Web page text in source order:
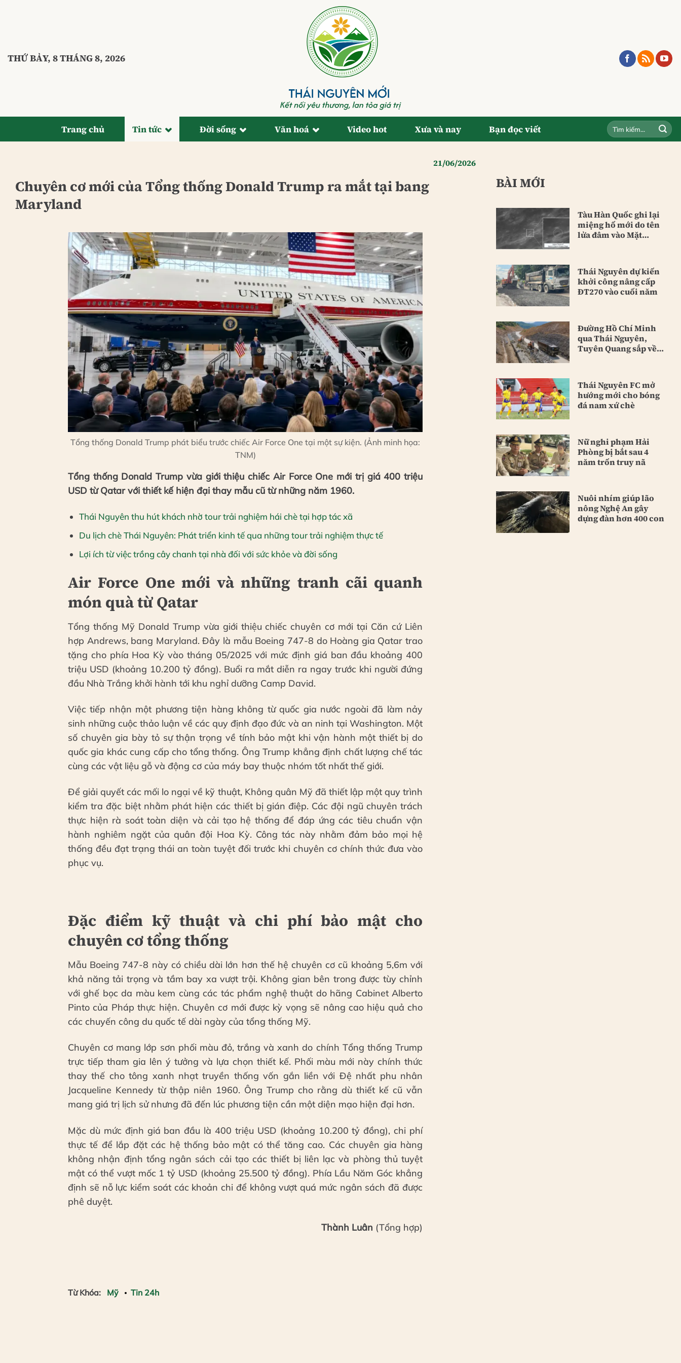
THỨ BẢY, 8 THÁNG 8, 2026
Trang chủ Tin tức Đời sống Văn hoá Video hot Xưa và nay Bạn đọc viết
21/06/2026
Chuyên cơ mới của Tổng thống Donald Trump ra mắt tại bang
Maryland
Tổng thống Donald Trump phát biểu trước chiếc Air Force One tại một sự kiện. (Ảnh minh họa:
TNM)
Tổng thống Donald Trump vừa giới thiệu chiếc Air Force One mới trị giá 400 triệu
USD từ Qatar với thiết kế hiện đại thay mẫu cũ từ những năm 1960.
Thái Nguyên thu hút khách nhờ tour trải nghiệm hái chè tại hợp tác xã
Du lịch chè Thái Nguyên: Phát triển kinh tế qua những tour trải nghiệm thực tế
Lợi ích từ việc trồng cây chanh tại nhà đối với sức khỏe và đời sống
Air Force One mới và những tranh cãi quanh
món quà từ Qatar
Tổng thống Mỹ Donald Trump vừa giới thiệu chiếc chuyên cơ mới tại Căn cứ Liên
hợp Andrews, bang Maryland. Đây là mẫu Boeing 747-8 do Hoàng gia Qatar trao
tặng cho phía Hoa Kỳ vào tháng 05/2025 với mức định giá ban đầu khoảng 400
triệu USD (khoảng 10.200 tỷ đồng). Buổi ra mắt diễn ra ngay trước khi người đứng
đầu Nhà Trắng khởi hành tới khu nghỉ dưỡng Camp David.
Việc tiếp nhận một phương tiện hàng không từ quốc gia nước ngoài đã làm nảy
sinh những cuộc thảo luận về các quy định đạo đức và an ninh tại Washington. Một
số chuyên gia bày tỏ sự thận trọng về tính bảo mật khi vận hành một thiết bị do
quốc gia khác cung cấp cho tổng thống. Ông Trump khẳng định chất lượng chế tác
cùng các vật liệu gỗ và động cơ của máy bay thuộc nhóm tốt nhất thế giới.
Để giải quyết các mối lo ngại về kỹ thuật, Không quân Mỹ đã thiết lập một quy trình
kiểm tra đặc biệt nhằm phát hiện các thiết bị gián điệp. Các đội ngũ chuyên trách
thực hiện rà soát toàn diện và cải tạo hệ thống để đáp ứng các tiêu chuẩn vận
hành nghiêm ngặt của quân đội Hoa Kỳ. Công tác này nhằm đảm bảo mọi hệ
thống đều đạt trạng thái an toàn tuyệt đối trước khi chuyên cơ chính thức đưa vào
phục vụ.
Đặc điểm kỹ thuật và chi phí bảo mật cho
chuyên cơ tổng thống
Mẫu Boeing 747-8 này có chiều dài lớn hơn thế hệ chuyên cơ cũ khoảng 5,6m với
khả năng tải trọng và tầm bay xa vượt trội. Không gian bên trong được tùy chỉnh
với ghế bọc da màu kem cùng các tác phẩm nghệ thuật do hãng Cabinet Alberto
Pinto của Pháp thực hiện. Chuyên cơ mới được kỳ vọng sẽ nâng cao hiệu quả cho
các chuyến công du quốc tế dài ngày của tổng thống Mỹ.
Chuyên cơ mang lớp sơn phối màu đỏ, trắng và xanh do chính Tổng thống Trump
trực tiếp tham gia lên ý tưởng và lựa chọn thiết kế. Phối màu mới này chính thức
thay thế cho tông xanh nhạt truyền thống vốn gắn liền với Đệ nhất phu nhân
Jacqueline Kennedy từ thập niên 1960. Ông Trump cho rằng dù thiết kế cũ vẫn
mang giá trị lịch sử nhưng đã đến lúc phương tiện cần một diện mạo hiện đại hơn.
Mặc dù mức định giá ban đầu là 400 triệu USD (khoảng 10.200 tỷ đồng), chi phí
thực tế để lắp đặt các hệ thống bảo mật có thể tăng cao. Các chuyên gia hàng
không nhận định tổng ngân sách cải tạo các thiết bị liên lạc và phòng thủ tuyệt
mật có thể vượt mốc 1 tỷ USD (khoảng 25.500 tỷ đồng). Phía Lầu Năm Góc khẳng
định sẽ nỗ lực kiểm soát các khoản chi để không vượt quá mức ngân sách đã được
phê duyệt.
Thành Luân (Tổng hợp)
Từ Khóa: Mỹ Tin 24h
BÀI MỚI
Tàu Hàn Quốc ghi lại
miệng hố mới do tên
lửa đâm vào Mặt
Thái Nguyên dự kiến
khởi công nâng cấp
ĐT270 vào cuối năm
Đường Hồ Chí Minh
qua Thái Nguyên,
Tuyên Quang sắp về
Thái Nguyên FC mở
hướng mới cho bóng
đá nam xứ chè
Nữ nghi phạm Hải
Phòng bị bắt sau 4
năm trốn truy nã
Nuôi nhím giúp lão
nông Nghệ An gây
dựng đàn hơn 400 con